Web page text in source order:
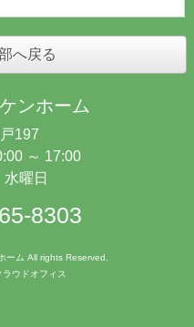
へ戻る
ンホーム
197
～ 17:00
水曜日
8303
ーム All rights Reserved.
ウドオフィス